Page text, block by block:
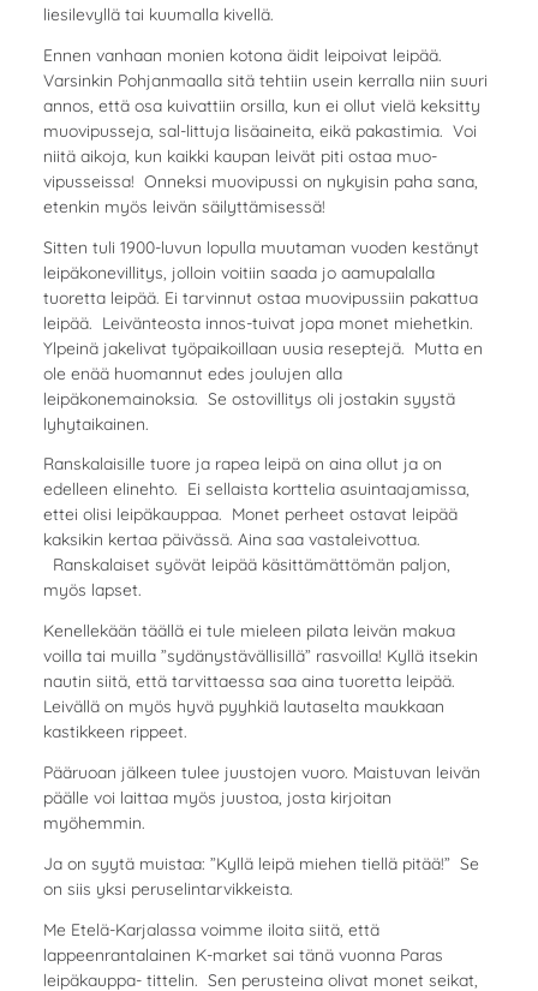
liesilevyllä tai kuumalla kivellä.
Ennen vanhaan monien kotona äidit leipoivat leipää.
Varsinkin Pohjanmaalla sitä tehtiin usein kerralla niin suuri
annos, että osa kuivattiin orsilla, kun ei ollut vielä keksitty
muovipusseja, sal-littuja lisäaineita, eikä pakastimia. Voi
niitä aikoja, kun kaikki kaupan leivät piti ostaa muo-
vipusseissa! Onneksi muovipussi on nykyisin paha sana,
etenkin myös leivän säilyttämisessä!
Sitten tuli 1900-luvun lopulla muutaman vuoden kestänyt
leipäkonevillitys, jolloin voitiin saada jo aamupalalla
tuoretta leipää. Ei tarvinnut ostaa muovipussiin pakattua
leipää. Leivänteosta innos-tuivat jopa monet miehetkin.
Ylpeinä jakelivat työpaikoillaan uusia reseptejä. Mutta en
ole enää huomannut edes joulujen alla
leipäkonemainoksia. Se ostovillitys oli jostakin syystä
lyhytaikainen.
Ranskalaisille tuore ja rapea leipä on aina ollut ja on
edelleen elinehto. Ei sellaista korttelia asuintaajamissa,
ettei olisi leipäkauppaa. Monet perheet ostavat leipää
kaksikin kertaa päivässä. Aina saa vastaleivottua.
Ranskalaiset syövät leipää käsittämättömän paljon,
myös lapset.
Kenellekään täällä ei tule mieleen pilata leivän makua
voilla tai muilla ”sydänystävällisillä” rasvoilla! Kyllä itsekin
nautin siitä, että tarvittaessa saa aina tuoretta leipää.
Leivällä on myös hyvä pyyhkiä lautaselta maukkaan
kastikkeen rippeet.
Pääruoan jälkeen tulee juustojen vuoro. Maistuvan leivän
päälle voi laittaa myös juustoa, josta kirjoitan
myöhemmin.
Ja on syytä muistaa: ”Kyllä leipä miehen tiellä pitää!” Se
on siis yksi peruselintarvikkeista.
Me Etelä-Karjalassa voimme iloita siitä, että
lappeenrantalainen K-market sai tänä vuonna Paras
leipäkauppa- tittelin. Sen perusteina olivat monet seikat,